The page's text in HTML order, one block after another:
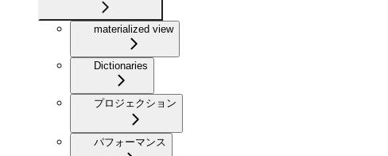
materialized view
Dictionaries
プロジェクション
パフォーマンス